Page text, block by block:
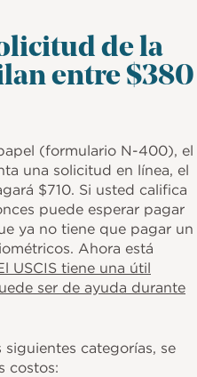
de la
entre $380
(formulario N-400), el
una solicitud en línea, el
$710. Si usted califica
puede esperar pagar
ya no tiene que pagar un
Ahora está
USCIS tiene una útil
ser de ayuda durante
siguientes categorías, se
costos: